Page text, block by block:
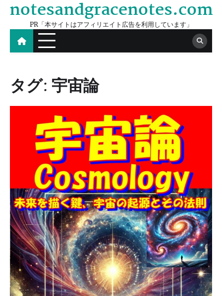
Skip
content
notesandgracenotes.com
PR「本サイトはアフィリエイト広告を利用しています」
タグ: 宇宙論